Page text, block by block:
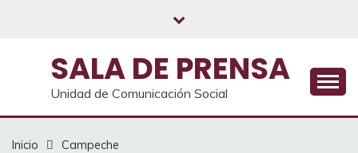
SALA DE PRENSA
Unidad de Comunicación Social
Inicio
Campeche